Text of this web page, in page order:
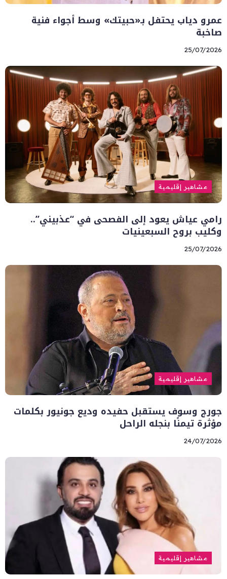
عمرو دياب يحتفل بـ«حبيتك» وسط أجواء فنية
صاخبة
25/07/2026
مشاهير إقليمية
رامي عياش يعود إلى الفصحى في “عذبيني”..
وكليب بروح السبعينيات
25/07/2026
مشاهير إقليمية
جورج وسوف يستقبل حفيده وديع جونيور بكلمات
مؤثرة تيمنًا بنجله الراحل
24/07/2026
مشاهير إقليمية